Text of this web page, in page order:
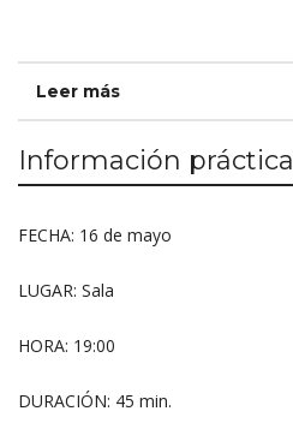
Leer más
Información práctica
FECHA: 16 de mayo
LUGAR: Sala
HORA: 19:00
DURACIÓN: 45 min.